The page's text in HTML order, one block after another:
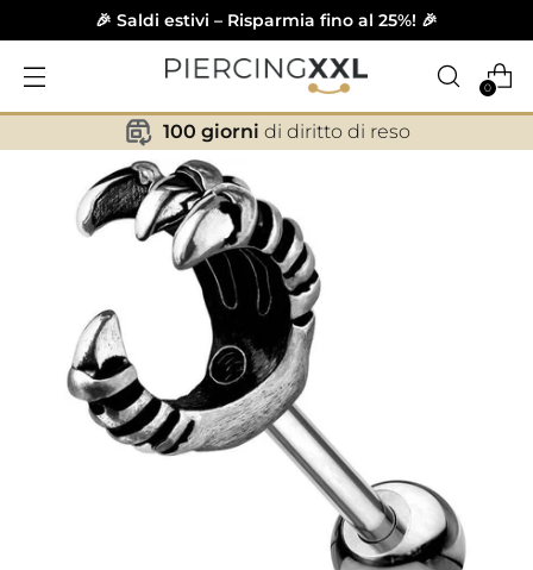
🎉 Saldi estivi – Risparmia fino al 25%! 🎉
0
✕
100 giorni di diritto di reso